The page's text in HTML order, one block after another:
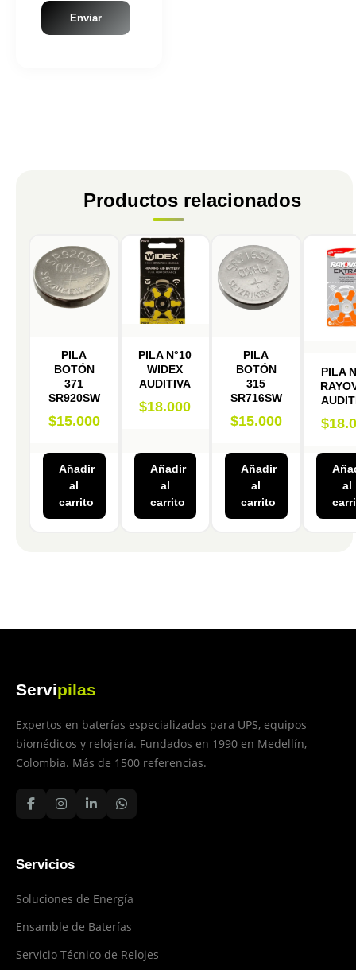
Productos relacionados
PILA
BOTÓN
371
SR920SW
$15.000
Añadir
al
carrito
PILA N°10
WIDEX
AUDITIVA
$18.000
Añadir
al
carrito
PILA
BOTÓN
315
SR716SW
$15.000
Añadir
al
carrito
PILA
$
al
Servipilas
Expertos en baterías especializadas para UPS, equipos
biomédicos y relojería. Fundados en 1990 en Medellín,
Colombia. Más de 1500 referencias.
Servicios
Soluciones de Energía
Ensamble de Baterías
Servicio Técnico de Relojes